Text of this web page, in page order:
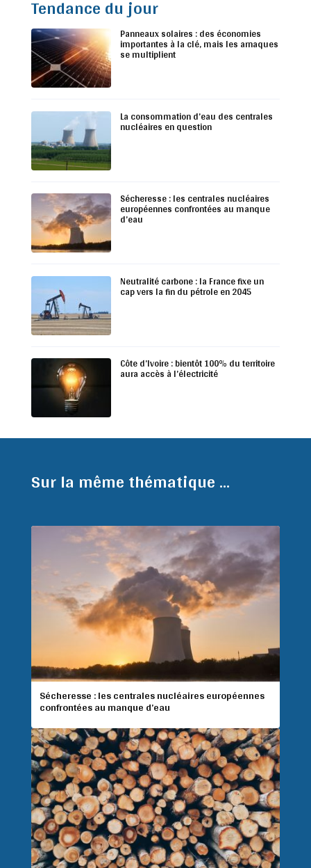
Tendance du jour
Panneaux solaires : des économies
importantes à la clé, mais les arnaques
se multiplient
La consommation d’eau des centrales
nucléaires en question
Sécheresse : les centrales nucléaires
européennes confrontées au manque
d’eau
Neutralité carbone : la France fixe un
cap vers la fin du pétrole en 2045
Côte d’Ivoire : bientôt 100% du territoire
aura accès à l’électricité
Sur la même thématique ...
Sécheresse : les centrales nucléaires européennes
confrontées au manque d’eau